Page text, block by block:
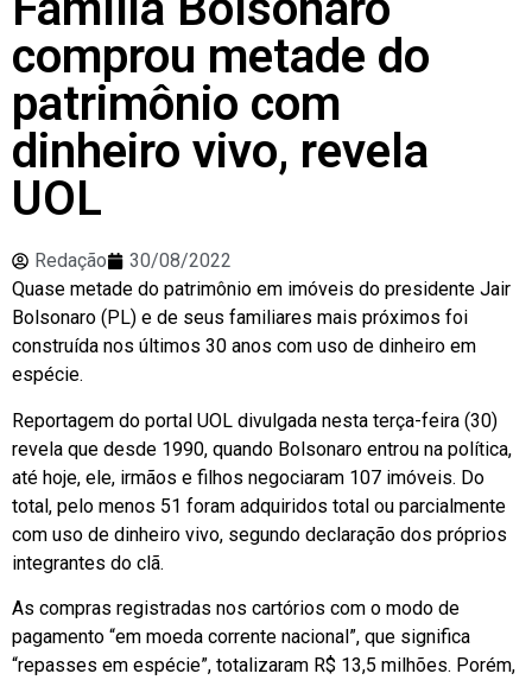
comprou metade do
patrimônio com
dinheiro vivo, revela
UOL
Redação
30/08/2022
Quase metade do patrimônio em imóveis do presidente Jair
Bolsonaro (PL) e de seus familiares mais próximos foi
construída nos últimos 30 anos com uso de dinheiro em
espécie.
Reportagem do portal UOL divulgada nesta terça-feira (30)
revela que desde 1990, quando Bolsonaro entrou na política,
até hoje, ele, irmãos e filhos negociaram 107 imóveis. Do
total, pelo menos 51 foram adquiridos total ou parcialmente
com uso de dinheiro vivo, segundo declaração dos próprios
integrantes do clã.
As compras registradas nos cartórios com o modo de
pagamento “em moeda corrente nacional”, que significa
“repasses em espécie”, totalizaram R$ 13,5 milhões. Porém,